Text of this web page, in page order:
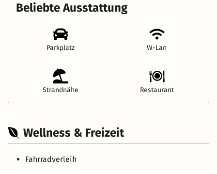
Beliebte Ausstattung
Parkplatz W-Lan
Strandnähe Restaurant
Wellness & Freizeit
Fahrradverleih